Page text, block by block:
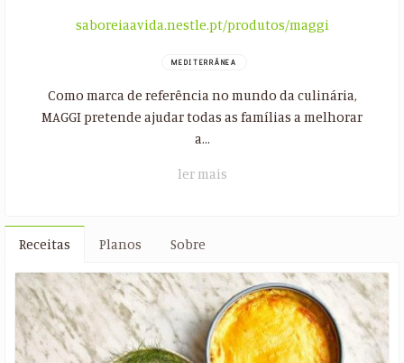
saboreiaavida.nestle.pt/produtos/maggi
MEDITERRÂNEA
Como marca de referência no mundo da culinária,
MAGGI pretende ajudar todas as famílias a melhorar
a...
ler mais
Receitas Planos Sobre